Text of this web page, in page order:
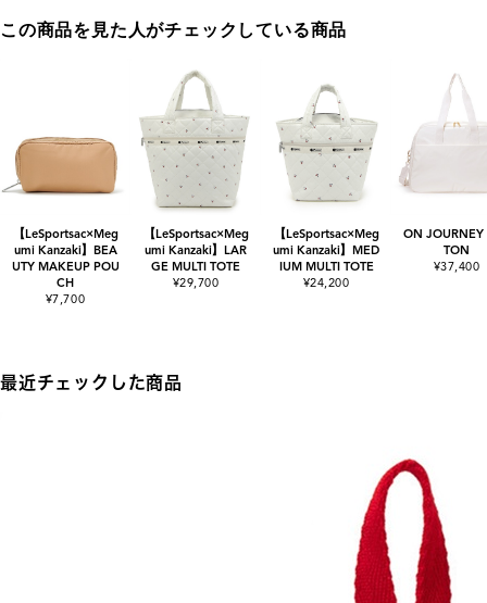
この商品を見た人がチェックしている商品
【LeSportsac×Meg
umi Kanzaki】BEA
UTY MAKEUP POU
CH
¥7,700
【LeSportsac×Meg
umi Kanzaki】LAR
GE MULTI TOTE
¥29,700
【LeSportsac×Meg
umi Kanzaki】MED
IUM MULTI TOTE
¥24,200
ON JOURNEY
TON
¥37,400
最近チェックした商品